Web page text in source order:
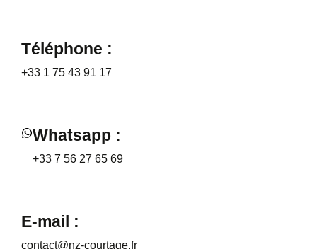
Téléphone :
+33 1 75 43 91 17
Whatsapp :
+33 7 56 27 65 69
E-mail :
contact@nz-courtage.fr